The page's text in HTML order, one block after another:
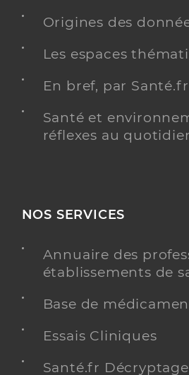
Origines des
Les espaces
En bref, par Santé.fr
Santé et
réflexes au
NOS SERVICES
Annuaire des
établissements de
Base de
Essais Cliniques
Santé.fr Décryptage